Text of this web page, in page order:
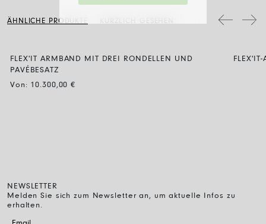
das Verfahren unter diesem Link.
regelmäßig mit einem weichen, trockenen Tuch abzuwischen.
gereinigt, dann spült man sie ab und lässt sie einfach an der Luft
ÄHNLICHE PRODUKTE KÜRZLICH GESEHEN
FLEX'IT ARMBAND MIT DREI RONDELLEN UND
PAVÉBESATZ
Von: 10.300,00€
NEWSLETTER
Melden Sie sich zum Newsletter an, um aktuelle Infos zu
erhalten.